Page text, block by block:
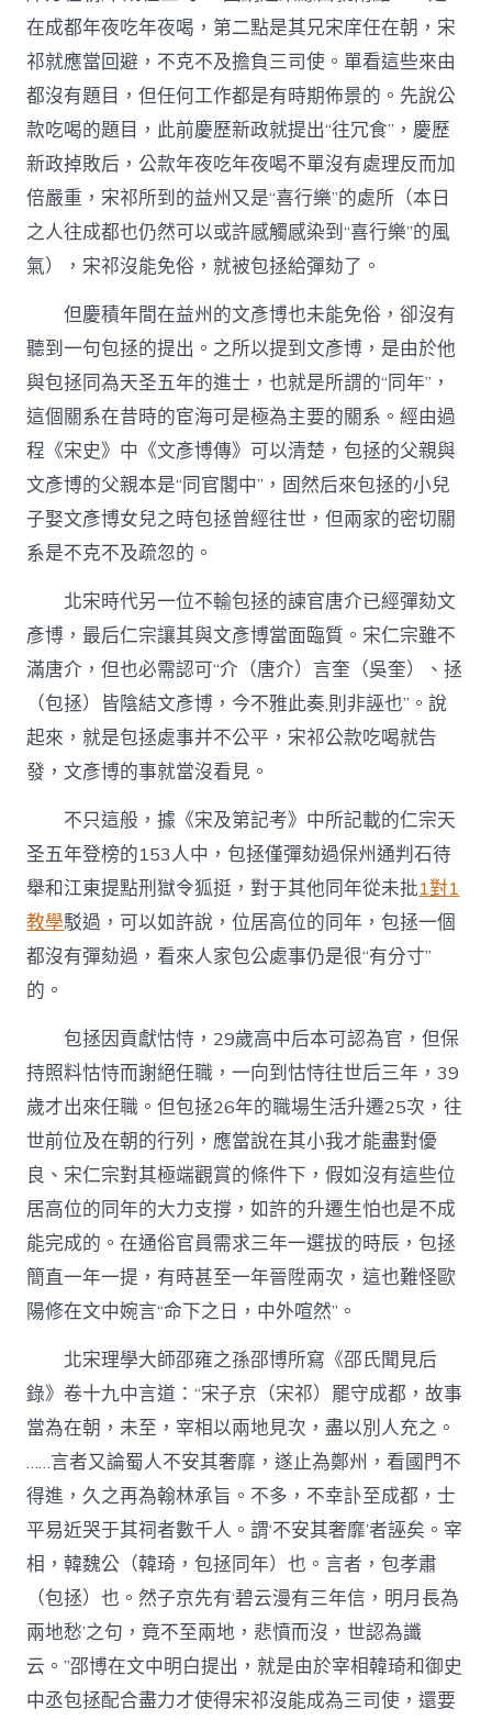
在成都年夜吃年夜喝，第二點是其兄宋庠任在朝，宋
祁就應當回避，不克不及擔負三司使。單看這些來由
都沒有題目，但任何工作都是有時期佈景的。先說公
款吃喝的題目，此前慶歷新政就提出“往冗食”，慶歷
新政掉敗后，公款年夜吃年夜喝不單沒有處理反而加
倍嚴重，宋祁所到的益州又是“喜行樂”的處所（本日
之人往成都也仍然可以或許感觸感染到“喜行樂”的風
氣），宋祁沒能免俗，就被包拯給彈劾了。
但慶積年間在益州的文彥博也未能免俗，卻沒有
聽到一句包拯的提出。之所以提到文彥博，是由於他
與包拯同為天圣五年的進士，也就是所謂的“同年”，
這個關系在昔時的宦海可是極為主要的關系。經由過
程《宋史》中《文彥博傳》可以清楚，包拯的父親與
文彥博的父親本是“同官閣中”，固然后來包拯的小兒
子娶文彥博女兒之時包拯曾經往世，但兩家的密切關
系是不克不及疏忽的。
北宋時代另一位不輸包拯的諫官唐介已經彈劾文
彥博，最后仁宗讓其與文彥博當面臨質。宋仁宗雖不
滿唐介，但也必需認可“介（唐介）言奎（吳奎）、拯
（包拯）皆陰結文彥博，今不雅此奏,則非誣也”。說
起來，就是包拯處事并不公平，宋祁公款吃喝就告
發，文彥博的事就當沒看見。
不只這般，據《宋及第記考》中所記載的仁宗天
圣五年登榜的153人中，包拯僅彈劾過保州通判石待
舉和江東提點刑獄令狐挺，對于其他同年從未批1對1
教學駁過，可以如許說，位居高位的同年，包拯一個
都沒有彈劾過，看來人家包公處事仍是很“有分寸”
的。
包拯因貢獻怙恃，29歲高中后本可認為官，但保
持照料怙恃而謝絕任職，一向到怙恃往世后三年，39
歲才出來任職。但包拯26年的職場生活升遷25次，往
世前位及在朝的行列，應當說在其小我才能盡對優
良、宋仁宗對其極端觀賞的條件下，假如沒有這些位
居高位的同年的大力支撐，如許的升遷生怕也是不成
能完成的。在通俗官員需求三年一選拔的時辰，包拯
簡直一年一提，有時甚至一年晉陞兩次，這也難怪歐
陽修在文中婉言“命下之日，中外喧然”。
北宋理學大師邵雍之孫邵博所寫《邵氏聞見后
錄》卷十九中言道：“宋子京（宋祁）罷守成都，故事
當為在朝，未至，宰相以兩地見次，盡以別人充之。
……言者又論蜀人不安其奢靡，遂止為鄭州，看國門不
得進，久之再為翰林承旨。不多，不幸訃至成都，士
平易近哭于其祠者數千人。謂‘不安其奢靡’者誣矣。宰
相，韓魏公（韓琦，包拯同年）也。言者，包孝肅
（包拯）也。然子京先有‘碧云漫有三年信，明月長為
兩地愁’之句，竟不至兩地，悲憤而沒，世認為讖
云。”邵博在文中明白提出，就是由於宰相韓琦和御史
中丞包拯配合盡力才使得宋祁沒能成為三司使，還要